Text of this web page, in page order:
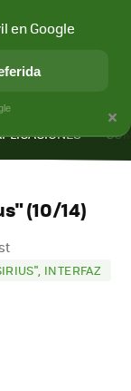
(10/14)
INTERFAZ
×
en Google